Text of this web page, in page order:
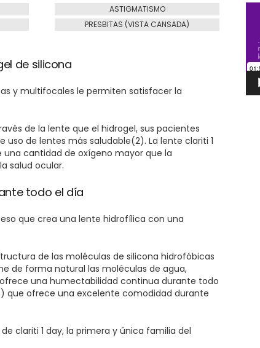
ASTIGMATISMO
PRESBITAS (VISTA CANSADA)
de silicona
y multifocales le permiten satisfacer la
de la lente que el hidrogel, sus pacientes
de lentes más saludable(2). La lente clariti 1
cantidad de oxígeno mayor que la
salud ocular.
todo el día
que crea una lente hidrofílica con una
de las moléculas de silicona hidrofóbicas
de forma natural las moléculas de agua,
una humectabilidad continua durante todo
que ofrece una excelente comodidad durante
clariti 1 day, la primera y única familia del